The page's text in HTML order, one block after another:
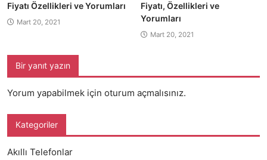
Fiyatı Özellikleri ve Yorumları
Mart 20, 2021
Fiyatı, Özellikleri ve
Yorumları
Mart 20, 2021
Bir yanıt yazın
Yorum yapabilmek için oturum açmalısınız.
Kategoriler
Akıllı Telefonlar